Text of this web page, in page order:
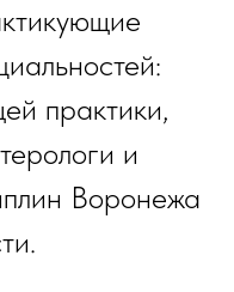
практики,
и
Воронежа